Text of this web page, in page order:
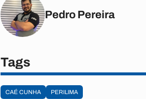
Pedro Pereira
Tags
CAÉ CUNHA PERILIMA